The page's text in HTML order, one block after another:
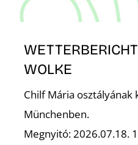
WOLKE
Chilf Mária osztályának
Münchenben.
Megnyitó: 2026.07.18.